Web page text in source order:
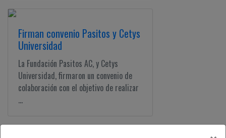
Firman convenio Pasitos y Cetys
Universidad
La Fundación Pasitos AC, y Cetys
Universidad, firmaron un convenio de
colaboración con el objetivo de realizar
...